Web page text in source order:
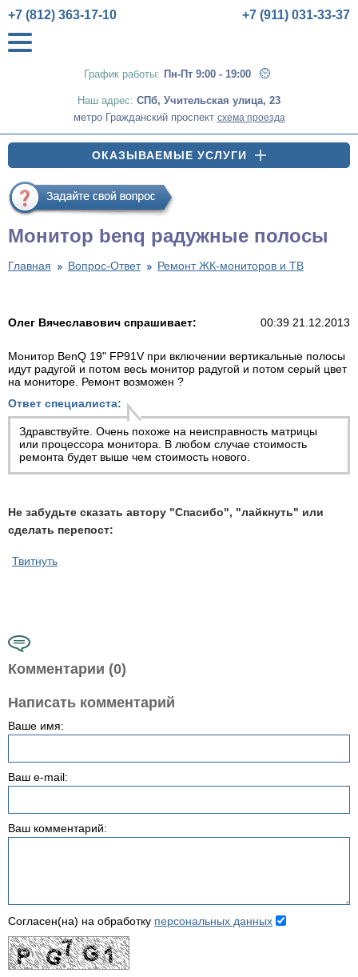
График работы: Пн-Пт 9:00 - 19:00
+7 (812) 363-17-10 +7 (911) 031-33-37
Наш адрес: СПб, Учительская улица, 23
метро Гражданский проспект схема проезда
ОКАЗЫВАЕМЫЕ УСЛУГИ
Монитор benq радужные полосы
Главная Вопрос-Ответ Ремонт ЖК-мониторов и ТВ
Олег Вячеславович спрашивает: 00:39 21.12.2013
Монитор BenQ 19" FP91V при включении вертикальные полосы
идут радугой и потом весь монитор радугой и потом серый цвет
на мониторе. Ремонт возможен ?
Ответ специалиста:
Здравствуйте. Очень похоже на неисправность матрицы
или процессора монитора. В любом случае стоимость
ремонта будет выше чем стоимость нового.
Не забудьте сказать автору "Спасибо", "лайкнуть" или
сделать перепост:
Твитнуть
Комментарии (0)
Написать комментарий
Ваше имя:
Ваш e-mail:
Ваш комментарий:
Согласен(на) на обработку персональных данных